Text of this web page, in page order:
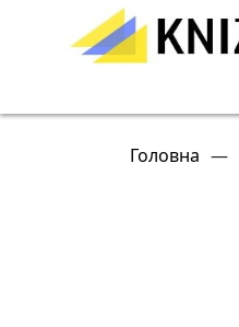
Головна —